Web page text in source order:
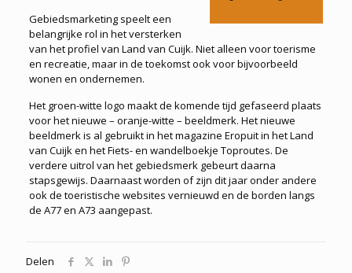
Gebiedsmarketing speelt een
belangrijke rol in het versterken
van het profiel van Land van Cuijk. Niet alleen voor toerisme
en recreatie, maar in de toekomst ook voor bijvoorbeeld
wonen en ondernemen.
Het groen-witte logo maakt de komende tijd gefaseerd plaats
voor het nieuwe – oranje-witte – beeldmerk. Het nieuwe
beeldmerk is al gebruikt in het magazine Eropuit in het Land
van Cuijk en het Fiets- en wandelboekje Toproutes. De
verdere uitrol van het gebiedsmerk gebeurt daarna
stapsgewijs. Daarnaast worden of zijn dit jaar onder andere
ook de toeristische websites vernieuwd en de borden langs
de A77 en A73 aangepast.
Delen